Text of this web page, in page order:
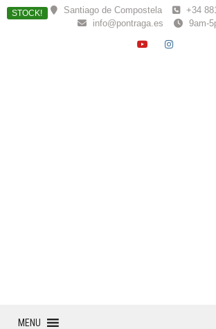
Skip
to
Santiago de Compostela
+34
info@pontraga.es
9am-
YOUTUBE
MENU
STOCK!